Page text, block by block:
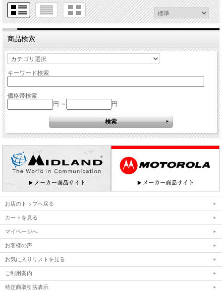
商品検索
キーワード検索
価格帯検索
円 ～
円
お店のトップへ戻る
カートを見る
マイページへ
お客様の声
お気に入りリストを見る
ご利用案内
特定商取引法表示